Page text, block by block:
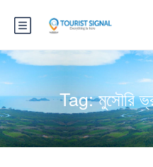
Tag:মুসৌরি